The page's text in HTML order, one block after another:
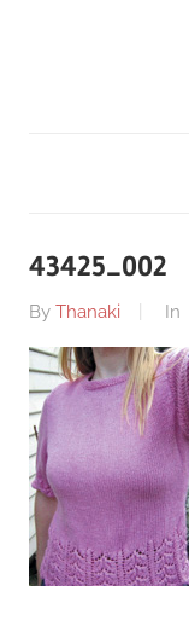
43425_002
By Thanaki In